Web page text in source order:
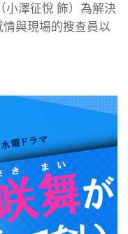
小澤征悅 飾）為解決
與現場的搜查員以